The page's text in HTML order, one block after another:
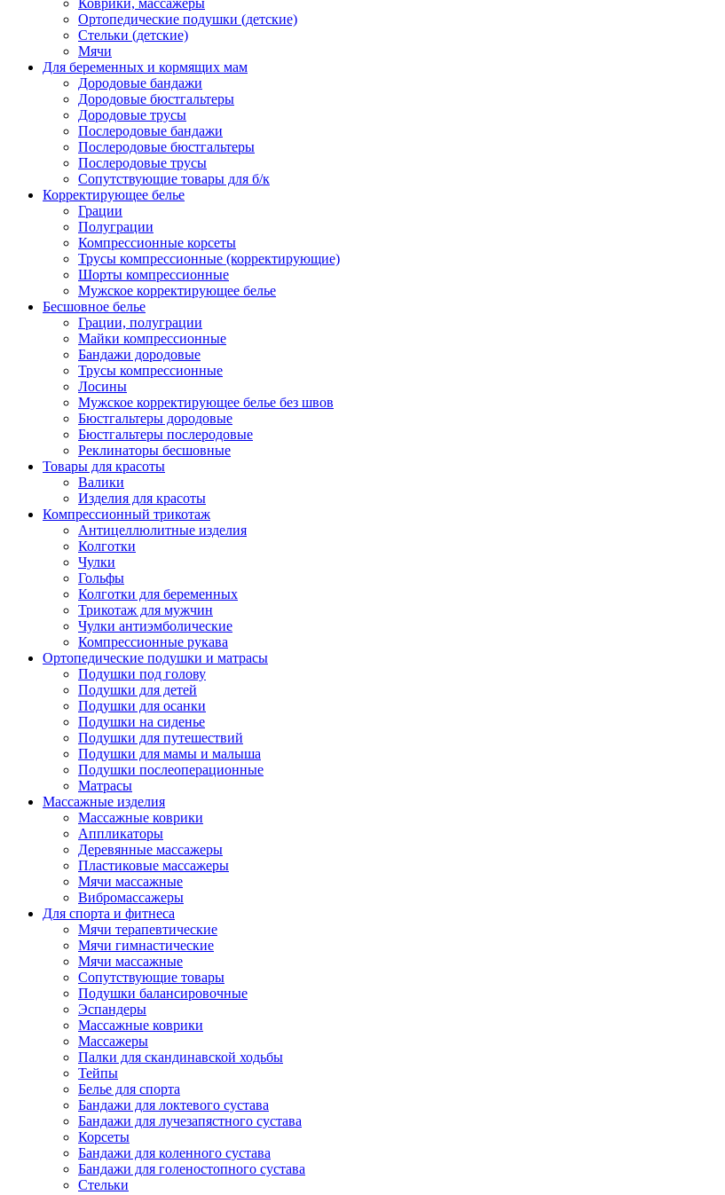
Коврики, массажеры
Ортопедические подушки (детские)
Стельки (детские)
Мячи
Для беременных и кормящих мам
Дородовые бандажи
Дородовые бюстгальтеры
Дородовые трусы
Послеродовые бандажи
Послеродовые бюстгальтеры
Послеродовые трусы
Сопутствующие товары для б/к
Корректирующее белье
Грации
Полуграции
Компрессионные корсеты
Трусы компрессионные (корректирующие)
Шорты компрессионные
Мужское корректирующее белье
Бесшовное белье
Грации, полуграции
Майки компрессионные
Бандажи дородовые
Трусы компрессионные
Лосины
Мужское корректирующее белье без швов
Бюстгальтеры дородовые
Бюстгальтеры послеродовые
Реклинаторы бесшовные
Товары для красоты
Валики
Изделия для красоты
Компрессионный трикотаж
Антицеллюлитные изделия
Колготки
Чулки
Гольфы
Колготки для беременных
Трикотаж для мужчин
Чулки антиэмболические
Компрессионные рукава
Ортопедические подушки и матрасы
Подушки под голову
Подушки для детей
Подушки для осанки
Подушки на сиденье
Подушки для путешествий
Подушки для мамы и малыша
Подушки послеоперационные
Матрасы
Массажные изделия
Массажные коврики
Аппликаторы
Деревянные массажеры
Пластиковые массажеры
Мячи массажные
Вибромассажеры
Для спорта и фитнеса
Мячи терапевтические
Мячи гимнастические
Мячи массажные
Сопутствующие товары
Подушки балансировочные
Эспандеры
Массажные коврики
Массажеры
Палки для скандинавской ходьбы
Тейпы
Белье для спорта
Бандажи для локтевого сустава
Бандажи для лучезапястного сустава
Корсеты
Бандажи для коленного сустава
Бандажи для голеностопного сустава
Стельки